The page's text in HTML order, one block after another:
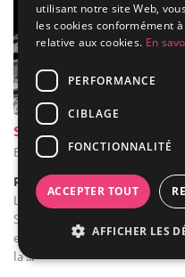
Siendas Jourdan
Bruxelles - Bruxelles-Capitale
Restaurant / Spécialités
Location de salle de
Siendas Jourdan où les
envoûtants. Savourez avec
la ...
utilisant notre site Web,
les cookies conformément
relative aux cookies. En
PERFORMANCE
CIBLAGE
FONCTIONNALITÉ
ACCEPTER TOUT
AFFICHER LES